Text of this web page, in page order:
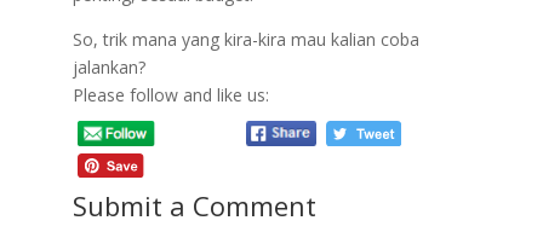
So, trik mana yang kira-kira mau kalian coba
jalankan?
Please follow and like us:
Submit a Comment